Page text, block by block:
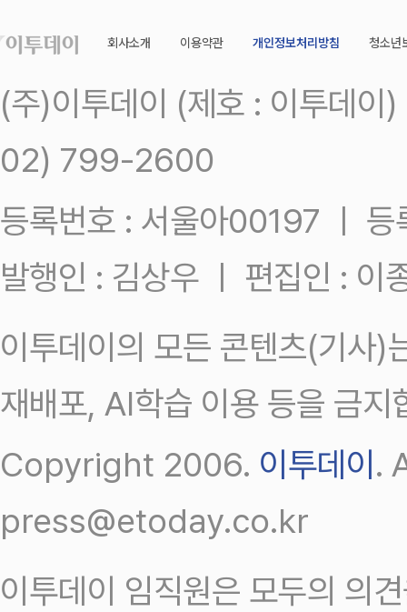
회사소개 이용약관 개인정보처리방침 청소년
(주)이투데이 (제호 : 이투데
02) 799-2600
등록번호 : 서울아00197 ㅣ
발행인 : 김상우 ㅣ 편집인 : 이
이투데이의 모든 콘텐츠(기사)
재배포, AI학습 이용 등을 금지
Copyright 2006. 이투데이.
press@etoday.co.kr
이투데이 임직원은 모두의 의